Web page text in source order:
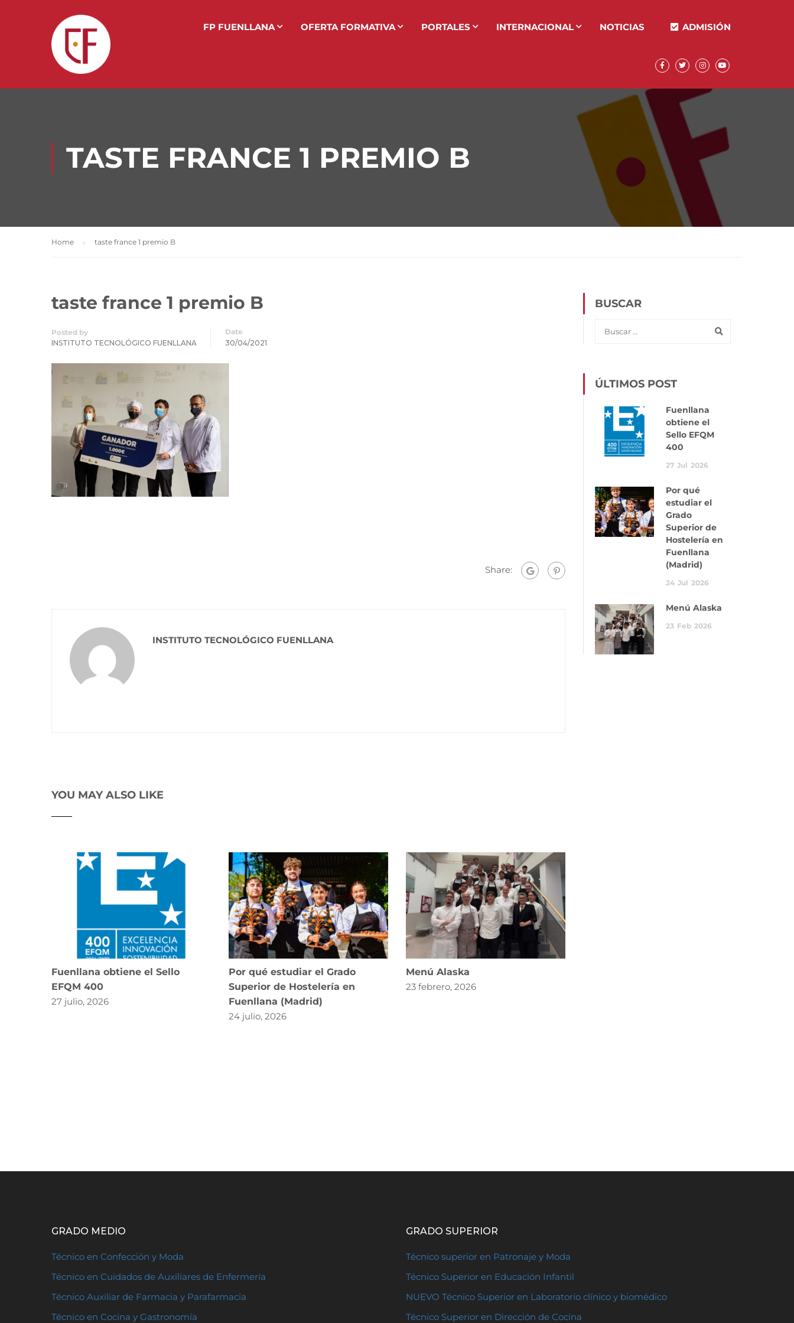
FP FUENLLANA OFERTA FORMATIVA PORTALES INTERNACIONAL NOTICIAS ADMISIÓN
TASTE FRANCE 1 PREMIO B
Home taste france 1 premio B
taste france 1 premio B
Posted by
INSTITUTO TECNOLÓGICO FUENLLANA
Date
30/04/2021
Share:
INSTITUTO TECNOLÓGICO FUENLLANA
YOU MAY ALSO LIKE
Fuenllana obtiene el Sello
EFQM 400
27 julio, 2026
Por qué estudiar el Grado
Superior de Hostelería en
Fuenllana (Madrid)
24 julio, 2026
Menú Alaska
23 febrero, 2026
BUSCAR
ÚLTIMOS POST
Fuenllana
obtiene el
Sello EFQM
400
27 Jul 2026
Por qué
estudiar el
Grado
Superior de
Hostelería en
Fuenllana
(Madrid)
24 Jul 2026
Menú Alaska
23 Feb 2026
GRADO MEDIO
Técnico en Confección y Moda
Técnico en Cuidados de Auxiliares de Enfermería
Técnico Auxiliar de Farmacia y Parafarmacia
Técnico en Cocina y Gastronomía
GRADO SUPERIOR
Técnico superior en Patronaje y Moda
Técnico Superior en Educación Infantil
NUEVO Técnico Superior en Laboratorio clínico y biomédico
Técnico Superior en Dirección de Cocina